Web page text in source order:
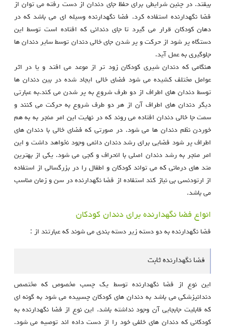
بیفتد. در چنین شرایطی برای حفظ جای دندان از دست رفته می توان از
فضا نگهدارنده استفاده کرد. فضا نگهدارنده وسیله ای می باشد که در
دهان کودکان قرار می گیرد تا جای دندانی که افتاده است توسط این
دستگاه پر شود از حرکت و پر شدن جای خالی دندان توسط سایر دندان ها
جلوگیری به عمل آید.
هنگامی که دندان شیری کودکان زود تر از موعد می افتد و یا در اثر
عوامل مختلف کشیده می شود فضای خالی ایجاد شده در بین دندان ها
توسط دندان های اطراف از دو طرف شروع به پر شدن می کند.به عبارتی
دیگر دندان های اطراف آن از هر دو طرف شروع به حرکت می کنند و
سمت جا خالی دندان افتاده می روند که در نهایت این امر منجر به به هم
خوردن نظم دندان ها می شود. در صورتی که فضای خالی با دندان های
اطراف پر شود فضایی برای رشد دندان دائمی وجود نخواهد داشت و این
امر منجر به رشد دندان اصلی با انحراف و کجی می شود. یکی از بهترین
متد های درمانی که می تواند کودکان و اطفال را در بزرگسالی از استفاده
از ارتودنسی بی نیاز کند استفاده از فضا نگهدارنده در سن و زمان مناسب
می باشد.
انواع فضا نگهدارنده برای دندان کودکان
فضا نگهدارنده به دو دسته زیر دسته بندی می شوند که عبارتند از :
فضا نگهدارنده ثابت
این نوع از فضا نگهدارنده توسط یک چسب مخصوص که مختصص
دندانپزشکی می باشد به دندان های کودکان چسبیده می شود به گونه ای
که قابلیت جابجایی آن وجود نداشته باشد. این نوع از فضا نگهدارنده به
کودکانی که دندان های خلفی خود را از دست داده اند توصیه می شود.